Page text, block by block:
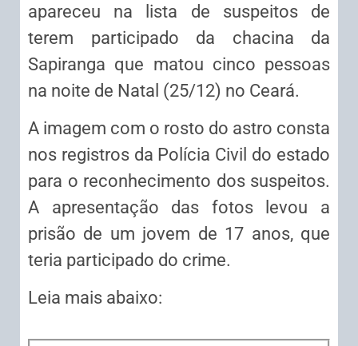
apareceu na lista de suspeitos de
terem participado da chacina da
Sapiranga que matou cinco pessoas
na noite de Natal (25/12) no Ceará.
A imagem com o rosto do astro consta
nos registros da Polícia Civil do estado
para o reconhecimento dos suspeitos.
A apresentação das fotos levou a
prisão de um jovem de 17 anos, que
teria participado do crime.
Leia mais abaixo: